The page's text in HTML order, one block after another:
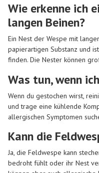
Wie erkenne ich
langen Beinen?
Ein Nest der Wespe mit
papierartigen Substanz und
finden. Die Nester können
Was tun, wenn
Wenn du gestochen wirst,
und trage eine kühlende
allergischen Symptomen
Kann die
Ja, die Feldwespe kann
bedroht fühlt oder ihr Nest